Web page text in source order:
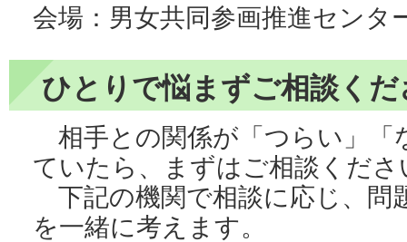
会場：男女共同参画推進センタ
ひとりで悩まずご相談くだ
相手との関係が「つらい」「
ていたら、まずはご相談くださ
下記の機関で相談に応じ、問
を一緒に考えます。